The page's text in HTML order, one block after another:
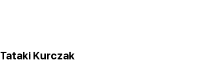
Tataki Kurczak